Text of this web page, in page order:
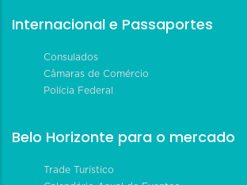
Internacional e Passaportes
Consulados
Câmaras de Comércio
Polícia Federal
Belo Horizonte para o mercado
Trade Turístico